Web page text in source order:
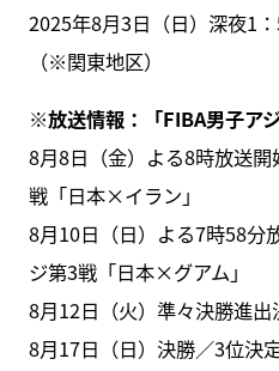
2025年8月3日（日）深夜1
（※関東地区）
※放送情報：「FIBA男子ア
8月8日（金）よる8時放送
戦「日本×イラン」
8月10日（日）よる7時58
ジ第3戦「日本×グアム」
8月12日（火）準々決勝進
8月17日（日）決勝／3位